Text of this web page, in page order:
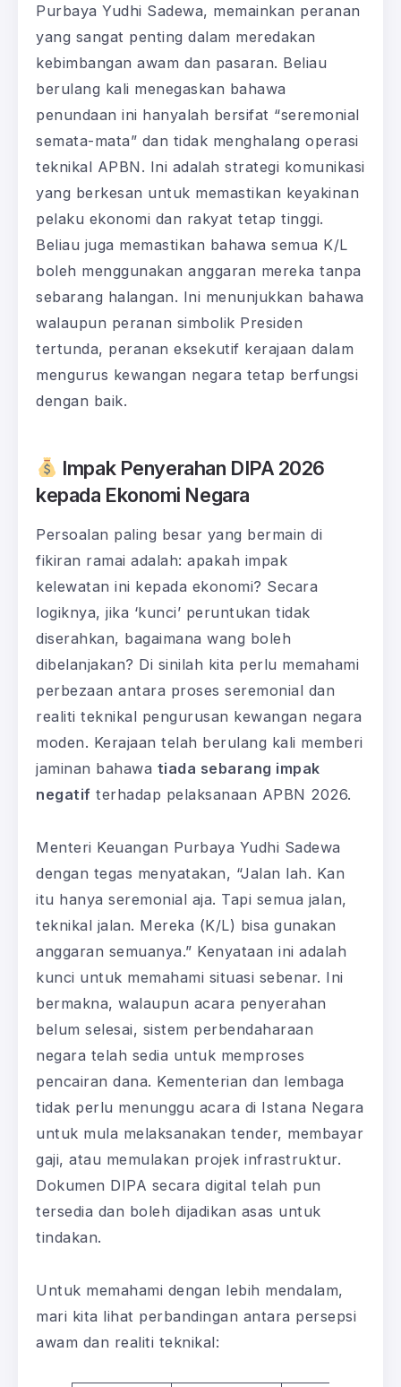
Purbaya Yudhi Sadewa, memainkan peranan
yang sangat penting dalam meredakan
kebimbangan awam dan pasaran. Beliau
berulang kali menegaskan bahawa
penundaan ini hanyalah bersifat “seremonial
semata-mata” dan tidak menghalang operasi
teknikal APBN. Ini adalah strategi komunikasi
yang berkesan untuk memastikan keyakinan
pelaku ekonomi dan rakyat tetap tinggi.
Beliau juga memastikan bahawa semua K/L
boleh menggunakan anggaran mereka tanpa
sebarang halangan. Ini menunjukkan bahawa
walaupun peranan simbolik Presiden
tertunda, peranan eksekutif kerajaan dalam
mengurus kewangan negara tetap berfungsi
dengan baik.
Impak Penyerahan DIPA 2026
kepada Ekonomi Negara
Persoalan paling besar yang bermain di
fikiran ramai adalah: apakah impak
kelewatan ini kepada ekonomi? Secara
logiknya, jika ‘kunci’ peruntukan tidak
diserahkan, bagaimana wang boleh
dibelanjakan? Di sinilah kita perlu memahami
perbezaan antara proses seremonial dan
realiti teknikal pengurusan kewangan negara
moden. Kerajaan telah berulang kali memberi
jaminan bahawa tiada sebarang impak
negatif terhadap pelaksanaan APBN 2026.
Menteri Keuangan Purbaya Yudhi Sadewa
dengan tegas menyatakan, “Jalan lah. Kan
itu hanya seremonial aja. Tapi semua jalan,
teknikal jalan. Mereka (K/L) bisa gunakan
anggaran semuanya.” Kenyataan ini adalah
kunci untuk memahami situasi sebenar. Ini
bermakna, walaupun acara penyerahan
belum selesai, sistem perbendaharaan
negara telah sedia untuk memproses
pencairan dana. Kementerian dan lembaga
tidak perlu menunggu acara di Istana Negara
untuk mula melaksanakan tender, membayar
gaji, atau memulakan projek infrastruktur.
Dokumen DIPA secara digital telah pun
tersedia dan boleh dijadikan asas untuk
tindakan.
Untuk memahami dengan lebih mendalam,
mari kita lihat perbandingan antara persepsi
awam dan realiti teknikal: